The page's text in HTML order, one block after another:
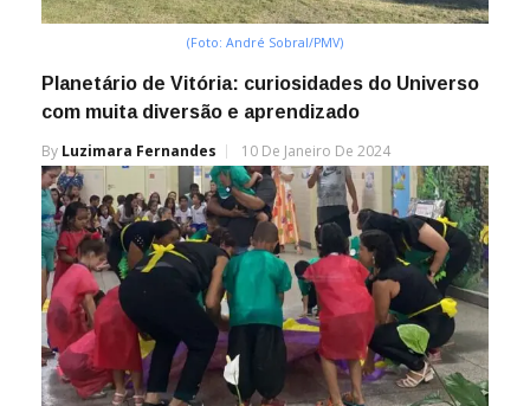
(Foto: André Sobral/PMV)
Planetário de Vitória: curiosidades do Universo
com muita diversão e aprendizado
By Luzimara Fernandes 10 De Janeiro De 2024